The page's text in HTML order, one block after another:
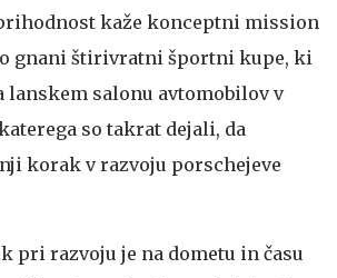
kaže konceptni mission
gnani štirivratni športni kupe, ki
lanskem salonu avtomobilov v
so takrat dejali, da
korak v razvoju porschejeve
pri razvoju je na dometu in času